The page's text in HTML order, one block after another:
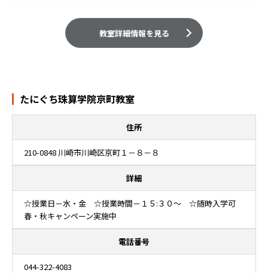
教室詳細情報を見る
たにぐち珠算学院京町教室
住所
210-0848 川崎市川崎区京町１－８－８
詳細
☆授業日－水・金 ☆授業時間－１５:３０～ ☆随時入学可
春・秋キャンペーン実施中
電話番号
044-322-4083